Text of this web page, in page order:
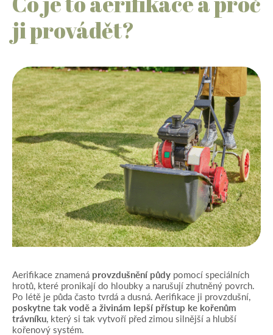
ji provádět?
Aerifikace znamená provzdušnění půdy pomocí speciálních
hrotů, které pronikají do hloubky a narušují zhutněný povrch.
Po létě je půda často tvrdá a dusná. Aerifikace ji provzdušní,
poskytne tak vodě a živinám lepší přístup ke kořenům
trávníku, který si tak vytvoří před zimou silnější a hlubší
kořenový systém.